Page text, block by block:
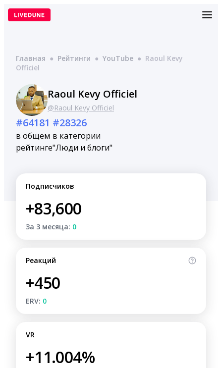
Перейти
Главная ● Рейтинги ● YouTube ● Raoul Kevy
Officiel
Raoul Kevy Officiel
@Raoul Kevy Officiel
#64181
в общем
рейтинге
#28326
в категории
"Люди и блоги"
Подписчиков
+83,600
За 3 месяца: 0
Реакций
+450
ERV: 0
VR
+11.004%